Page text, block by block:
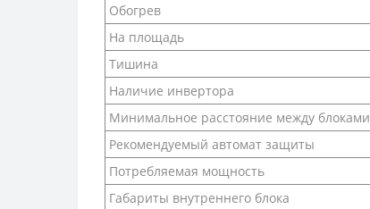
Обогрев
На площадь
Тишина
Наличие инвертора
Минимальное расстояние между блоками
Рекомендуемый автомат защиты
Потребляемая мощность
Габариты внутреннего блока